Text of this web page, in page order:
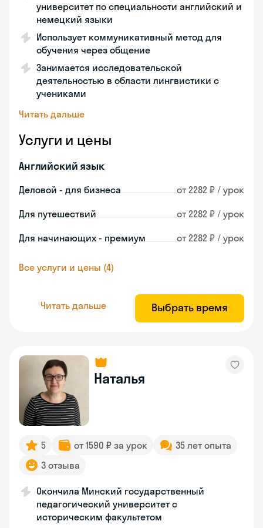
университет по специальности английский и
немецкий языки
Использует коммуникативный метод для
обучения через общение
Занимается исследовательской
деятельностью в области лингвистики с
учениками
Читать дальше
Услуги и цены
Английский язык
Деловой - для бизнеса от 2282 ₽ / урок
Для путешествий от 2282 ₽ / урок
Для начинающих - премиум от 2282 ₽ / урок
Все услуги и цены (4)
Читать дальше Выбрать время
Наталья
5 от 1590 ₽ за урок
35 лет опыта
3 отзыва
Окончила Минский государственный
педагогический университет с
историческим факультетом